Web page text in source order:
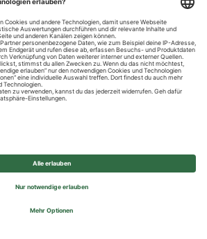
Datenschutzhinweise
Impressum
Einstellungen
Group - All rights reserved